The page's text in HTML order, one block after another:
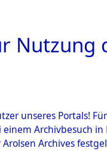
Nutzung
unseres Portals!
Archivbesuch
Archives